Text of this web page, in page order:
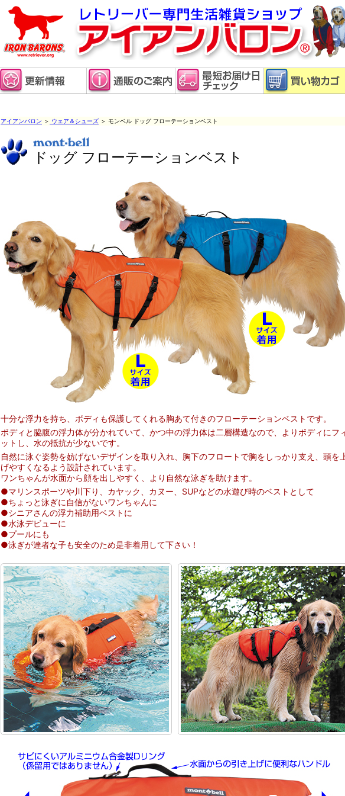
アイアンバロン ＞ ウェア＆シューズ ＞ モンベル ドッグ フローテーションベスト
ドッグ フローテーションベスト
十分な浮力を持ち、ボディも保護してくれる胸あて付きのフローテーションベストです。
ボディと脇腹の浮力体が分かれていて、かつ中の浮力体は二層構造なので、よりボディにフ
ットし、水の抵抗が少ないです。
自然に泳ぐ姿勢を妨げないデザインを取り入れ、胸下のフロートで胸をしっかり支え、頭を
げやすくなるよう設計されています。
ワンちゃんが水面から顔を出しやすく、より自然な泳ぎを助けます。
●マリンスポーツや川下り、カヤック、カヌー、SUPなどの水遊び時のベストとして
●ちょっと泳ぎに自信がないワンちゃんに
●シニアさんの浮力補助用ベストに
●水泳デビューに
●プールにも
●泳ぎが達者な子も安全のため是非着用して下さい！